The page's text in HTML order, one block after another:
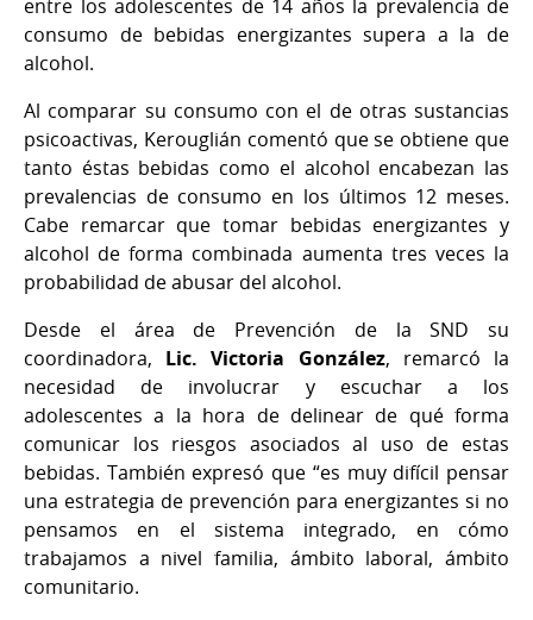
entre los adolescentes de 14 años la prevalencia de
consumo de bebidas energizantes supera a la de
alcohol.
Al comparar su consumo con el de otras sustancias
psicoactivas, Kerouglián comentó que se obtiene que
tanto éstas bebidas como el alcohol encabezan las
prevalencias de consumo en los últimos 12 meses.
Cabe remarcar que tomar bebidas energizantes y
alcohol de forma combinada aumenta tres veces la
probabilidad de abusar del alcohol.
Desde el área de Prevención de la SND su
coordinadora, Lic. Victoria González, remarcó la
necesidad de involucrar y escuchar a los
adolescentes a la hora de delinear de qué forma
comunicar los riesgos asociados al uso de estas
bebidas. También expresó que “es muy difícil pensar
una estrategia de prevención para energizantes si no
pensamos en el sistema integrado, en cómo
trabajamos a nivel familia, ámbito laboral, ámbito
comunitario.